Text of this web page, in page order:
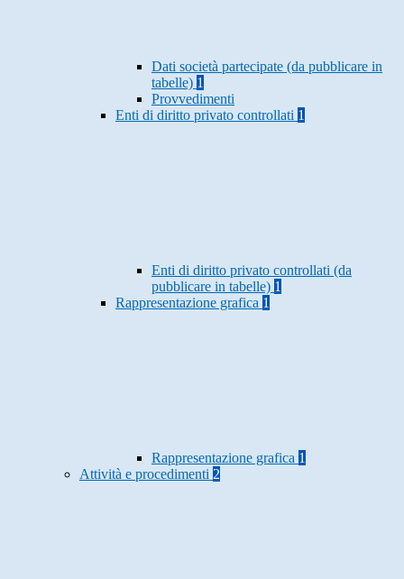
Dati società partecipate (da pubblicare in
tabelle) 1
Provvedimenti
Enti di diritto privato controllati 1
Enti di diritto privato controllati (da
pubblicare in tabelle) 1
Rappresentazione grafica 1
Rappresentazione grafica 1
Attività e procedimenti 2